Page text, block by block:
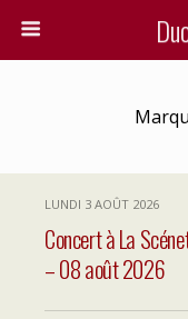
LUNDI 3 AOÛT 2026
Concert à La
– 08 août 2026